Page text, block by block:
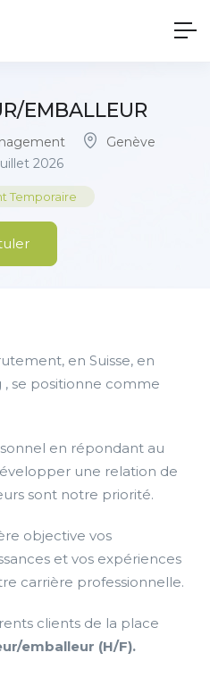
EMBALLEUR
Genève
2026
Temporaire
en Suisse, en
se positionne comme
en répondant au
une relation de
sont notre priorité.
objective vos
et vos expériences
carrière professionnelle.
clients de la place
emballeur (H/F).